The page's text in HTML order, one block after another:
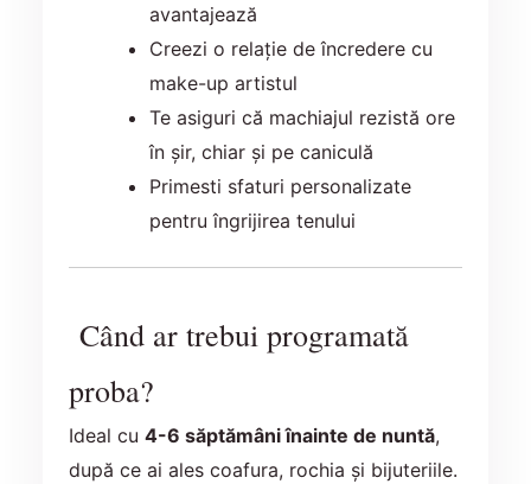
avantajează
Creezi o relație de încredere cu
make-up artistul
Te asiguri că machiajul rezistă ore
în șir, chiar și pe caniculă
Primesti sfaturi personalizate
pentru îngrijirea tenului
Când ar trebui programată
proba?
Ideal cu 4-6 săptămâni înainte de nuntă,
după ce ai ales coafura, rochia și bijuteriile.